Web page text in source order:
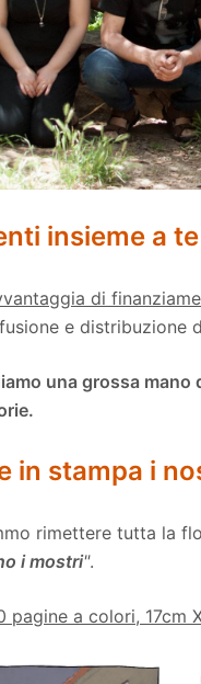
insieme a te
di
e distribuzione
una grossa mano
in stampa i
rimettere tutta la
i mostri".
pagine a colori, 17cm